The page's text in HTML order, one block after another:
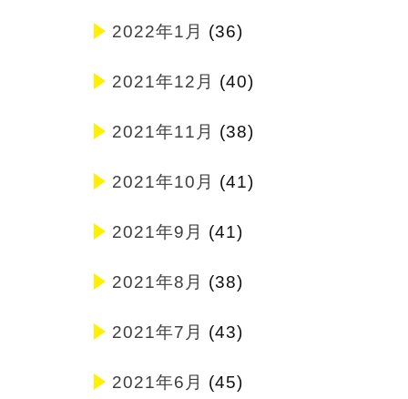
2022年1月 (36)
2021年12月 (40)
2021年11月 (38)
2021年10月 (41)
2021年9月 (41)
2021年8月 (38)
2021年7月 (43)
2021年6月 (45)